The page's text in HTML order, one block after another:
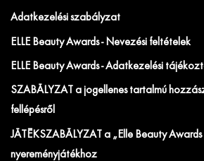
Adatkezelési szabályzat
ELLE Beauty Awards - Nevezési feltételek
ELLE Beauty Awards - Adatkezelési
SZABÁLYZAT a jogellenes tartalmú
fellépésről
JÁTÉKSZABÁLYZAT a „Elle Beauty
nyereményjátékhoz